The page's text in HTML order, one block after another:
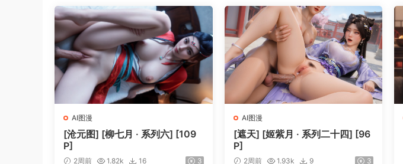
AI图漫
[沧元图] [柳七月 · 系列六] [109
P]
2周前 1.82k 16 3
AI图漫
[遮天] [姬紫月 · 系列二十四] [96
P]
2周前 1.93k 9 3